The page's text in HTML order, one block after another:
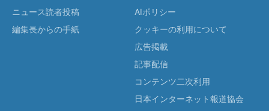
ニュース読者投稿
編集長からの手紙
AIポリシー
クッキーの利用について
広告掲載
記事配信
コンテンツ二次利用
日本インターネット報道協会